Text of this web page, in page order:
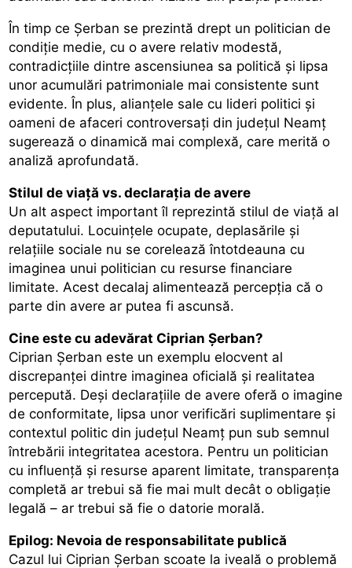
În timp ce Șerban se prezintă drept un politician de
condiție medie, cu o avere relativ modestă,
contradicțiile dintre ascensiunea sa politică și lipsa
unor acumulări patrimoniale mai consistente sunt
evidente. În plus, alianțele sale cu lideri politici și
oameni de afaceri controversați din județul Neamț
sugerează o dinamică mai complexă, care merită o
analiză aprofundată.
Stilul de viață vs. declarația de avere
Un alt aspect important îl reprezintă stilul de viață al
deputatului. Locuințele ocupate, deplasările și
relațiile sociale nu se corelează întotdeauna cu
imaginea unui politician cu resurse financiare
limitate. Acest decalaj alimentează percepția că o
parte din avere ar putea fi ascunsă.
Cine este cu adevărat Ciprian Șerban?
Ciprian Șerban este un exemplu elocvent al
discrepanței dintre imaginea oficială și realitatea
percepută. Deși declarațiile de avere oferă o imagine
de conformitate, lipsa unor verificări suplimentare și
contextul politic din județul Neamț pun sub semnul
întrebării integritatea acestora. Pentru un politician
cu influență și resurse aparent limitate, transparența
completă ar trebui să fie mai mult decât o obligație
legală – ar trebui să fie o datorie morală.
Epilog: Nevoia de responsabilitate publică
Cazul lui Ciprian Șerban scoate la iveală o problemă